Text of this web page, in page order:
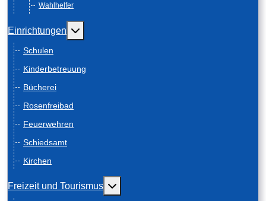
Wahlhelfer
Einrichtungen Weitere Informationen: Einrichtungen
Schulen
Kinderbetreuung
Bücherei
Rosenfreibad
Feuerwehren
Schiedsamt
Kirchen
Freizeit und Tourismus Weitere Informationen: Freizeit und